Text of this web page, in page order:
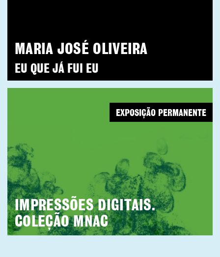
MARIA JOSÉ OLIVEIRA
EU QUE JÁ FUI EU
IMPRESSÕES DIGITAIS.
COLEÇÃO MNAC
EXPOSIÇÃO PERMANENTE